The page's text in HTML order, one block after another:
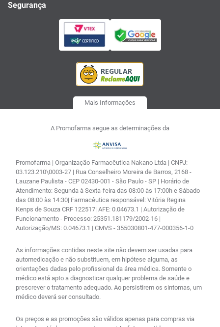
Segurança
Mais Informações
A Promofarma segue as determinações da
Promofarma | Organização Farmacêutica Nakano Ltda | CNPJ:
03.123.210\0003-27 | Rua Conselheiro Moreira de Barros, 2168 -
Lauzane Paulista - CEP 02430-001 - São Paulo - SP | Horário de
Atendimento: Segunda à Sexta-feira das 08:00 às 17:00h e Sábado
das 08:00 às 14:30| Farmacêutica responsável: Vitória Regina
Kenps de Souza CRF 122517| AFE: 0.04673.1 | Autorização de
Funcionamento - Processo: 25351.181179/2002-16 |
Autorização/MS: 0.04673.1 | CMVS - 355030801-477-000356-1-0
As informações contidas neste site não devem ser usadas para
automedicação e não substituem, em hipótese alguma, as
orientações dadas pelo profissional da área médica. Somente o
médico está apto a diagnosticar qualquer problema de saúde e
prescrever o tratamento adequado. Ao persistirem os sintomas, um
médico deverá ser consultado.
Os preços e as promoções são válidos apenas para compras via